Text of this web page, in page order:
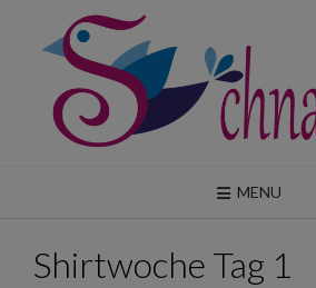
content
MENU
Shirtwoche Tag 1